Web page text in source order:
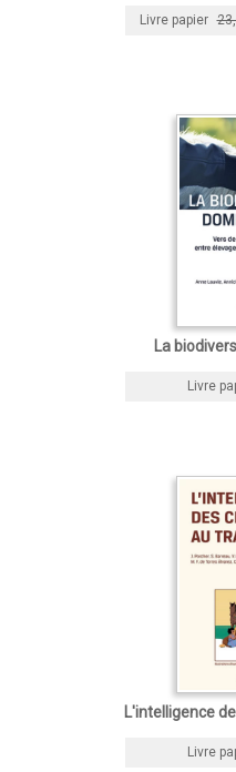
Livre papier
La
Livre
L'intelligence
Livre